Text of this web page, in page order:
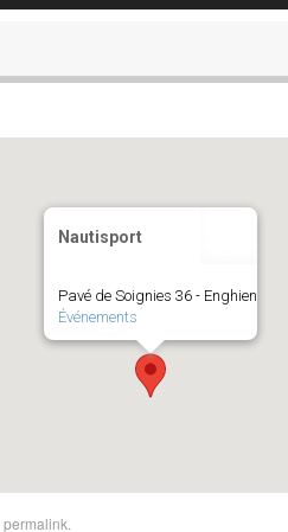
Nautisport
Pavé de Soignies 36 - Enghien
Événements
permalink